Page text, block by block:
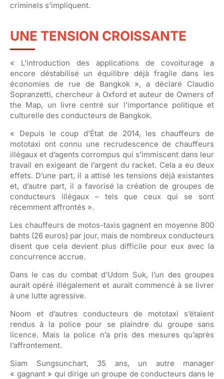
criminels s’impliquent.
UNE TENSION CROISSANTE
« L’introduction des applications de covoiturage a
encore déstabilisé un équilibre déjà fragile dans les
économies de rue de Bangkok », a déclaré Claudio
Sopranzetti, chercheur à Oxford et auteur de Owners of
the Map, un livre centré sur l’importance politique et
culturelle des conducteurs de Bangkok.
« Depuis le coup d’État de 2014, les chauffeurs de
mototaxi ont connu une recrudescence de chauffeurs
illégaux et d’agents corrompus qui s’immiscent dans leur
travail en exigeant de l’argent du racket. Cela a eu deux
effets. D’une part, il a attisé les tensions déjà existantes
et, d’autre part, il a favorisé la création de groupes de
conducteurs illégaux – tels que ceux qui se sont
récemment affrontés ».
Les chauffeurs de motos-taxis gagnent en moyenne 800
bahts (26 euros) par jour, mais de nombreux conducteurs
disent que cela devient plus difficile pour eux avec la
concurrence accrue.
Dans le cas du combat d’Udom Suk, l’un des groupes
aurait opéré illégalement et aurait commencé à se livrer
à une lutte agressive.
Noom et d’autres conducteurs de mototaxi s’étaient
rendus à la police pour se plaindre du groupe sans
licence. Mais la police n’a pris des mesures qu’après
l’affrontement.
Siam Sungsunchart, 35 ans, un autre manager
« gagnant » qui dirige un groupe de conducteurs dans le